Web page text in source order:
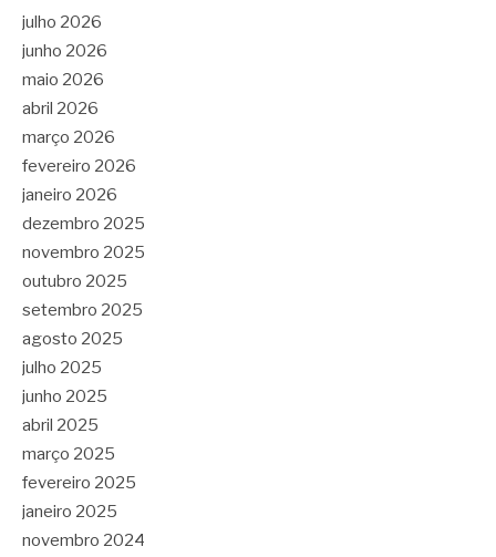
julho 2026
junho 2026
maio 2026
abril 2026
março 2026
fevereiro 2026
janeiro 2026
dezembro 2025
novembro 2025
outubro 2025
setembro 2025
agosto 2025
julho 2025
junho 2025
abril 2025
março 2025
fevereiro 2025
janeiro 2025
novembro 2024